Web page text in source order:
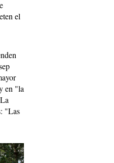
el
en "la
"Las